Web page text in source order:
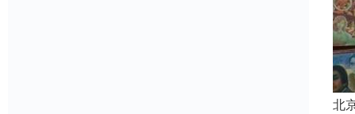
北